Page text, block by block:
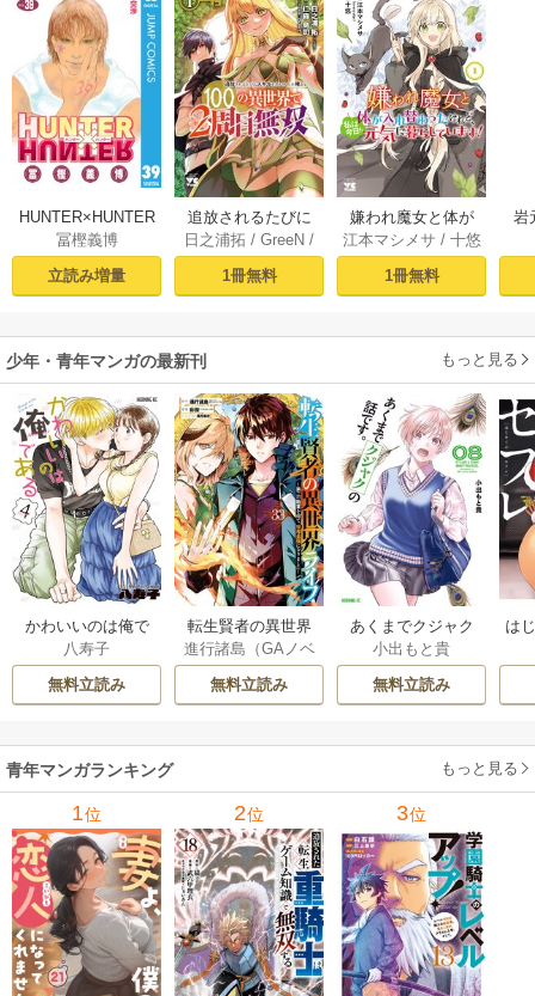
HUNTER×HUNTER
モノクロ版 39
冨樫義博
立読み増量
追放されるたびに
スキルを手に入れ
た俺が、100の異世
界で2周目無双【電
日之浦拓 /GreeN /
仁森島司
1冊無料
嫌われ魔女と体が
入れ替わったけれ
ど、私は今日も元
気に暮らしていま
本】 1
江本マシメサ / 十悠
1冊無料
岩
少年・青年マンガの最新刊 もっと見る
かわいいのは俺で
ある 4巻
八寿子
無料立読み
転生賢者の異世界
ライフ～第二の職
業を得て、世界最
強になりました～ 3
進行諸島（GAノベ
ル／SBクリエイテ
ィブ刊）/彭傑（Fr
花風花
無料立読み
あくまでクジャク
の話です。 8巻
小出もと貴
無料立読み
は
青年マンガランキング もっと見る
1位 2位 3位